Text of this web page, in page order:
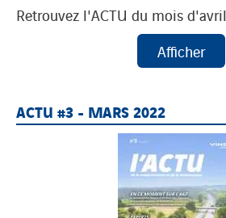
Retrouvez l'ACTU du mois
ACTU #3 - MARS 2022